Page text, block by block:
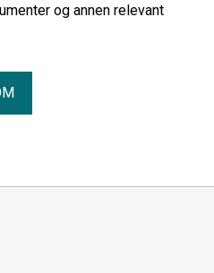
og annen relevant